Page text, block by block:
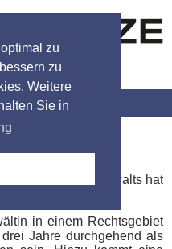
zu
zu
Weitere
Sie in
eine
eines Rechtsanwalts hat
in einem Rechtsgebiet
Jahre durchgehend als